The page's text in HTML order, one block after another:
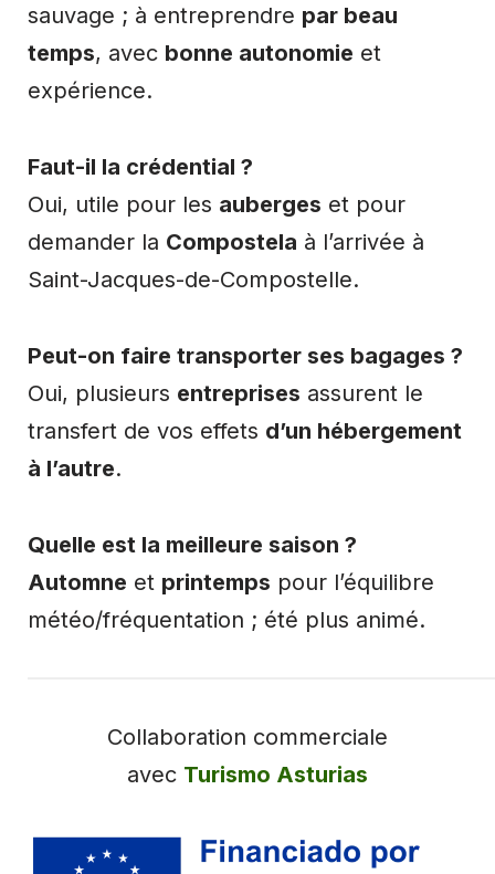
sauvage ; à entreprendre par beau
temps, avec bonne autonomie et
expérience.
Faut-il la crédential ?
Oui, utile pour les auberges et pour
demander la Compostela à l’arrivée à
Saint-Jacques-de-Compostelle.
Peut-on faire transporter ses bagages ?
Oui, plusieurs entreprises assurent le
transfert de vos effets d’un hébergement
à l’autre.
Quelle est la meilleure saison ?
Automne et printemps pour l’équilibre
météo/fréquentation ; été plus animé.
Collaboration commerciale
avec Turismo Asturias